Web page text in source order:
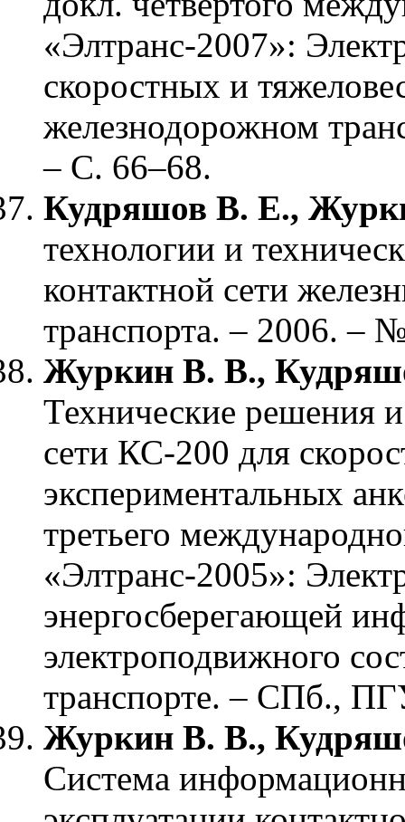
«Элтранс-2007»:
скоростных и
железнодорожном
– С. 66–68.
Кудряшов В. Е.,
технологии и
контактной сети
транспорта. – 2006. –
Журкин В. В.,
Технические решения
сети КС-200 для
экспериментальных
третьего
«Элтранс-2005»:
энергосберегающей
электроподвижного
транспорте. – СПб.,
Журкин В. В.,
Система